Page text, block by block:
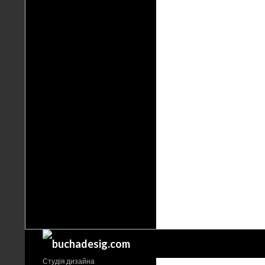
Поиск
Студія дизайна